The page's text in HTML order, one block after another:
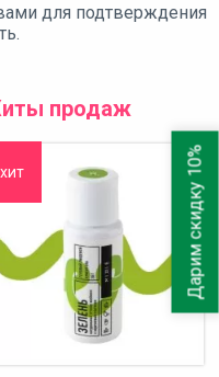
для подтверждения
продаж
хит Дарим скидку 10%